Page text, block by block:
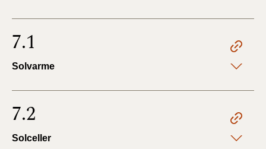
7.1
Solvarme
7.2
Solceller